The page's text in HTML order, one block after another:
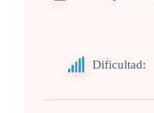
Dificultad: